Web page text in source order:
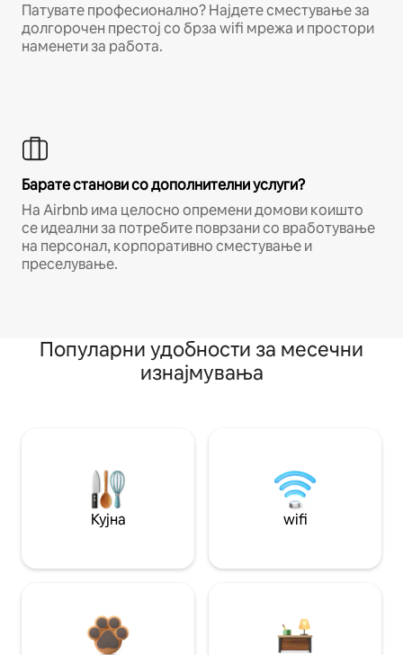
Патувате професионално? Најдете сместување за
долгорочен престој со брза wifi мрежа и простори
наменети за работа.
Барате станови со дополнителни услуги?
На Airbnb има целосно опремени домови коишто
се идеални за потребите поврзани со вработување
на персонал, корпоративно сместување и
преселување.
Популарни удобности за месечни
изнајмувања
Кујна wifi